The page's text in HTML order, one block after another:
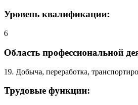
Уровень квалификации:
6
Область профессиональной
19. Добыча, переработка,
Трудовые функции: